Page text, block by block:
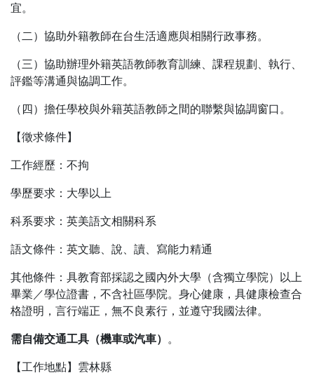
宜。
（二）協助外籍教師在台生活適應與相關行政事務。
（三）協助辦理外籍英語教師教育訓練、課程規劃、執行、
評鑑等溝通與協調工作。
（四）擔任學校與外籍英語教師之間的聯繫與協調窗口。
【徵求條件】
工作經歷：不拘
學歷要求：大學以上
科系要求：英美語文相關科系
語文條件：英文聽、說、讀、寫能力精通
其他條件：具教育部採認之國內外大學（含獨立學院）以上
畢業／學位證書，不含社區學院。身心健康，具健康檢查合
格證明，言行端正，無不良素行，並遵守我國法律。
需自備交通工具（機車或汽車） 。
【工作地點】雲林縣